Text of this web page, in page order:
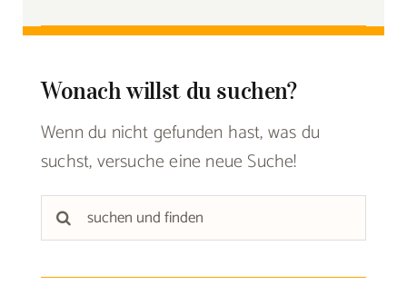
Wonach willst du suchen?
Wenn du nicht gefunden hast, was du
suchst, versuche eine neue Suche!
Suche
nach: